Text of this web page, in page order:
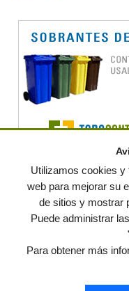
© residuos.com - Todos los
Condiciones de uso|Contacto |
Muebles de terraza y jardin
Utilizamos cookies y
web para mejorar su
de sitios y mostrar
Puede administrar
Para obtener más